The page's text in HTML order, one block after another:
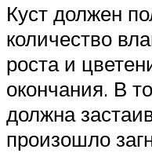
Куст должен
количество
роста и
окончания. В
должна
произошло